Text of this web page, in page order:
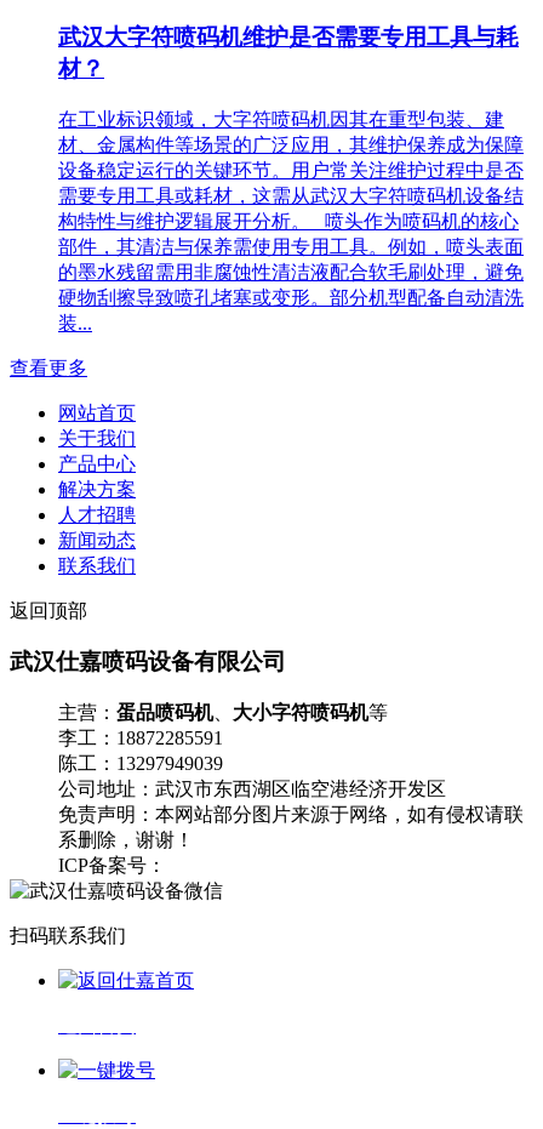
武汉大字符喷码机维护是否需要专用工具与耗
材？
在工业标识领域，大字符喷码机因其在重型包装、建
材、金属构件等场景的广泛应用，其维护保养成为保障
设备稳定运行的关键环节。用户常关注维护过程中是否
需要专用工具或耗材，这需从武汉大字符喷码机设备结
构特性与维护逻辑展开分析。 喷头作为喷码机的核心
部件，其清洁与保养需使用专用工具。例如，喷头表面
的墨水残留需用非腐蚀性清洁液配合软毛刷处理，避免
硬物刮擦导致喷孔堵塞或变形。部分机型配备自动清洗
装...
查看更多
网站首页
关于我们
产品中心
解决方案
人才招聘
新闻动态
联系我们
返回顶部
武汉仕嘉喷码设备有限公司
主营： 蛋品喷码机、 大小字符喷码机等
李工：18872285591
陈工：13297949039
公司地址：武汉市东西湖区临空港经济开发区
免责声明：本网站部分图片来源于网络，如有侵权请联
系删除，谢谢！
ICP备案号：
扫码联系我们